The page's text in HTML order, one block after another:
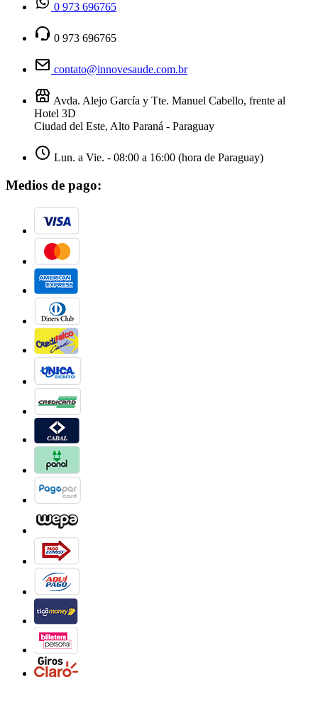
0 973 696765
0 973 696765
contato@innovesaude.com.br
Avda. Alejo García y Tte. Manuel Cabello, frente al
Hotel 3D
Ciudad del Este, Alto Paraná - Paraguay
Lun. a Vie. - 08:00 a 16:00 (hora de Paraguay)
Medios de pago: